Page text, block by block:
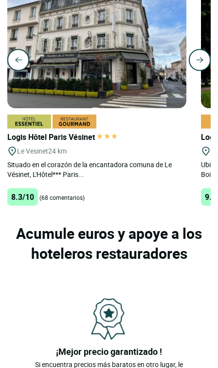
Logis Hôtel Paris Vésinet
Le Vesinet24 km
Situado en el corazón de la encantadora comuna de Le
Vésinet, L'Hôtel*** Paris...
8.3/10 (68 comentarios)
Bois,
Acumule euros y apoye a los
hoteleros restauradores
¡Mejor precio garantizado !
Si encuentra precios más baratos en otro lugar, le